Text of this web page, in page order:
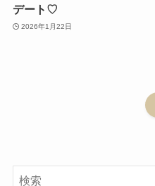
デート♡
2026年1月22日